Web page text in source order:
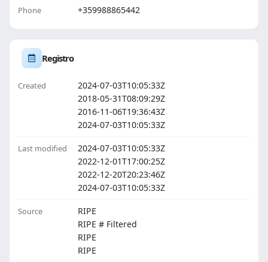
Phone +359988865442
Registro
Created
2024-07-03T10:05:33Z
2018-05-31T08:09:29Z
2016-11-06T19:36:43Z
2024-07-03T10:05:33Z
Last modified
2024-07-03T10:05:33Z
2022-12-01T17:00:25Z
2022-12-20T20:23:46Z
2024-07-03T10:05:33Z
Source
RIPE
RIPE # Filtered
RIPE
RIPE